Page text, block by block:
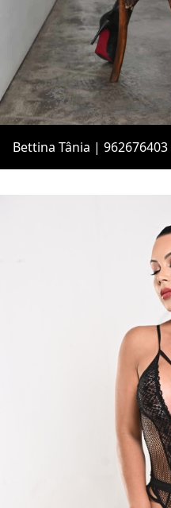
Bettina Tânia | 962676403